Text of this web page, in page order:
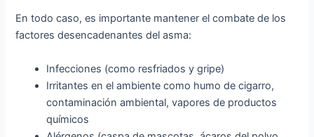
En todo caso, es importante mantener el combate de los
factores desencadenantes del asma:
Infecciones (como resfriados y gripe)
Irritantes en el ambiente como humo de cigarro,
contaminación ambiental, vapores de productos
químicos